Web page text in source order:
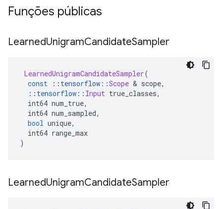
Funções públicas
LearnedUnigramCandidateSampler
LearnedUnigramCandidateSampler(
const
:: tensorflow ::Scope & scope,
:: tensorflow :: Input true_classes,
int64 num_true,
int64 num_sampled,
bool unique,
int64 range_max
)
LearnedUnigramCandidateSampler